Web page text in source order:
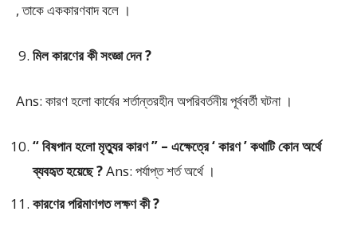
, তাকে এককারণবাদ বলে ।
মিল কারণের কী সংজ্ঞা দেন ?
Ans: কারণ হলো কার্যের শর্তান্তরহীন অপরিবর্তনীয় পূর্ববর্তী ঘটনা ।
“ বিষপান হলো মৃত্যুর কারণ ” – এক্ষেত্রে ‘ কারণ ’ কথাটি কোন অর্থে
ব্যবহৃত হয়েছে ?Ans: পর্যাপ্ত শর্ত অর্থে ।
কারণের পরিমাণগত লক্ষণ কী ?